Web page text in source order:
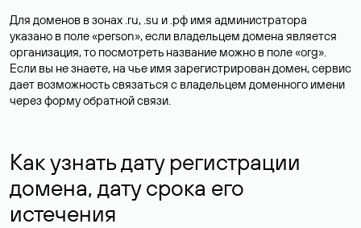
Для доменов в зонах .ru, .su и .рф имя администратора
указано в поле «person», если владельцем домена является
организация, то посмотреть название можно в поле «org».
Если вы не знаете, на чье имя зарегистрирован домен, сервис
дает возможность связаться с владельцем доменного имени
через форму обратной связи.
Как узнать дату регистрации
домена, дату срока его
истечения